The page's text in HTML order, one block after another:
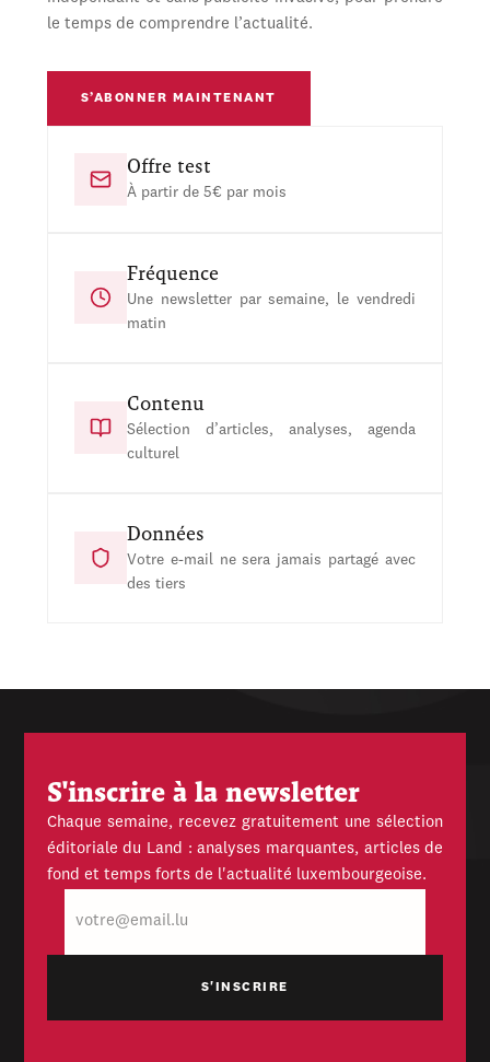
le temps de comprendre l’actualité.
S’ABONNER MAINTENANT
Offre test
À partir de 5€ par mois
Fréquence
Une newsletter par semaine, le vendredi
matin
Contenu
Sélection d’articles, analyses, agenda
culturel
Données
Votre e-mail ne sera jamais partagé avec
des tiers
S'inscrire à la newsletter
Chaque semaine, recevez gratuitement une sélection
éditoriale du Land : analyses marquantes, articles de
fond et temps forts de l'actualité luxembourgeoise.
mail